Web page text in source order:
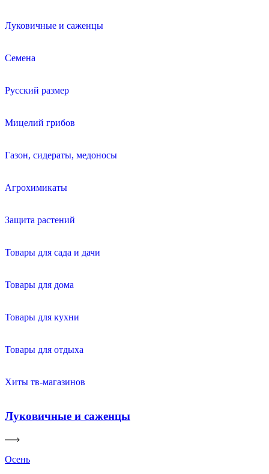
Луковичные и саженцы
Семена
Русский размер
Мицелий грибов
Газон, сидераты, медоносы
Агрохимикаты
Защита растений
Товары для сада и дачи
Товары для дома
Товары для кухни
Товары для отдыха
Хиты тв-магазинов
Луковичные и саженцы
Осень